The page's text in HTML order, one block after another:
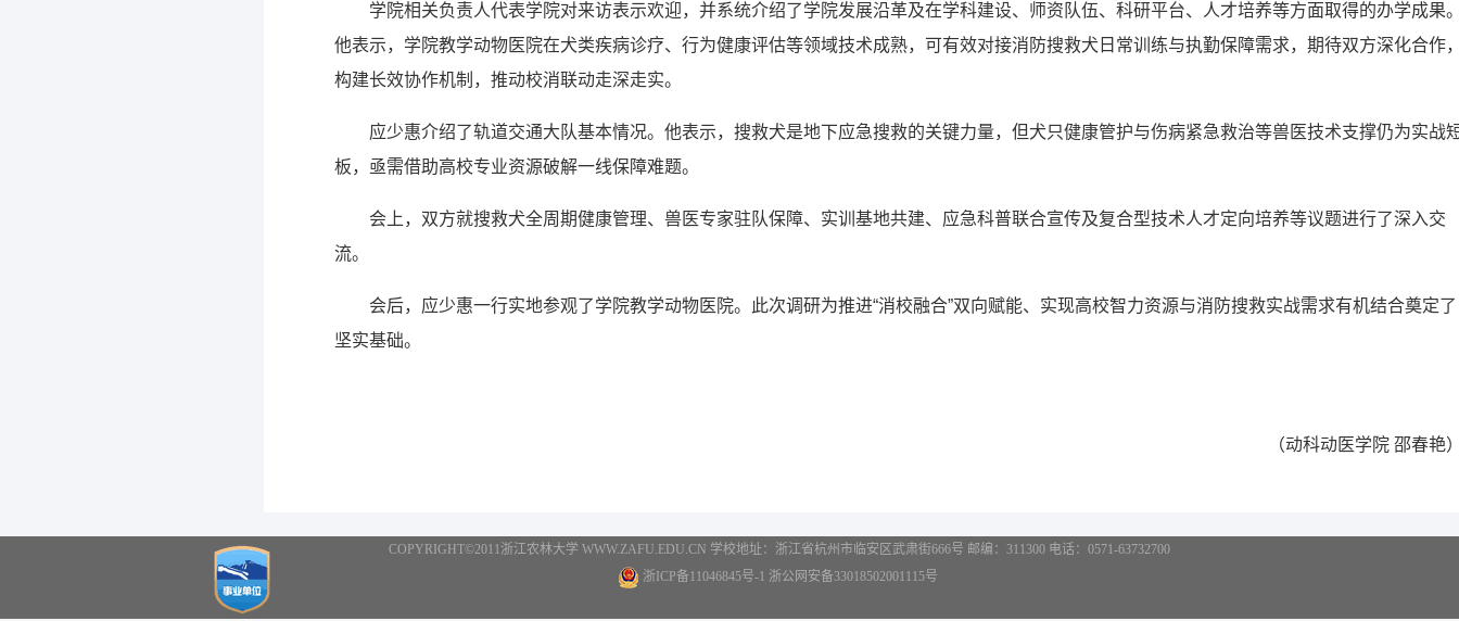
学院相关负责人代表学院对来访表示欢迎，并系统介绍了学院发展沿革及在学科建设、师资队伍、科研平台、人才培养等方面取得的办学成果
他表示，学院教学动物医院在犬类疾病诊疗、行为健康评估等领域技术成熟，可有效对接消防搜救犬日常训练与执勤保障需求，期待双方深化合作
构建长效协作机制，推动校消联动走深走实。
应少惠介绍了轨道交通大队基本情况。他表示，搜救犬是地下应急搜救的关键力量，但犬只健康管护与伤病紧急救治等兽医技术支撑仍为实战
板，亟需借助高校专业资源破解一线保障难题。
会上，双方就搜救犬全周期健康管理、兽医专家驻队保障、实训基地共建、应急科普联合宣传及复合型技术人才定向培养等议题进行了深入交
流。
会后，应少惠一行实地参观了学院教学动物医院。此次调研为推进“消校融合”双向赋能、实现高校智力资源与消防搜救实战需求有机结合奠定了
坚实基础。
（动科动医学院 邵春艳
COPYRIGHT©2011浙江农林大学 WWW.ZAFU.EDU.CN 学校地址：浙江省杭州市临安区武肃街666号 邮编：311300 电话：0571-63732700
浙ICP备11046845号-1 浙公网安备33018502001115号